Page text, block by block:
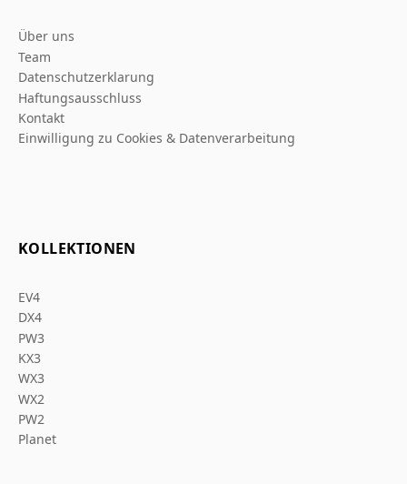
Über uns
Team
Datenschutzerklarung
Haftungsausschluss
Kontakt
Einwilligung zu Cookies & Datenverarbeitung
KOLLEKTIONEN
EV4
DX4
PW3
KX3
WX3
WX2
PW2
Planet